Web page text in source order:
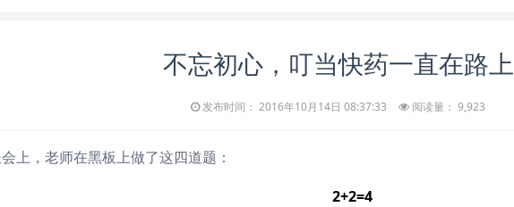
不忘初心，叮当快药一直在路上
发布时间： 2016年10月14日 08:37:33 阅读量： 9,923
上，老师在黑板上做了这四道题：
2+2=4